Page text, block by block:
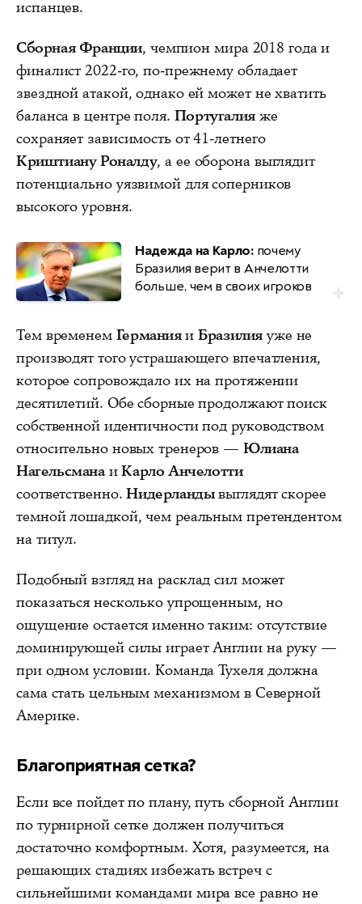
испанцев.
Сборная Франции, чемпион мира 2018 года и
финалист 2022‑го, по-прежнему обладает
звездной атакой, однако ей может не хватить
баланса в центре поля. Португалияже
сохраняет зависимость от 41-летнего
Криштиану Роналду, а ее оборона выглядит
потенциально уязвимой для соперников
высокого уровня.
Надежда на Карло:почему
Бразилия верит в Анчелотти
больше, чем в своих игроков
Тем временем ГерманияиБразилия уже не
производят того устрашающего впечатления,
которое сопровождало их на протяжении
десятилетий. Обе сборные продолжают поиск
собственной идентичности под руководством
относительно новых тренеров — Юлиана
НагельсманаиКарло Анчелотти
соответственно.Нидерландывыглядят скорее
темной лошадкой, чем реальным претендентом
на титул.
Подобный взгляд на расклад сил может
показаться несколько упрощенным, но
ощущение остается именно таким: отсутствие
доминирующей силы играет Англии на руку —
при одном условии. Команда Тухеля должна
сама стать цельным механизмом в Северной
Америке.
Благоприятная сетка?
Если все пойдет по плану, путь сборной Англии
по турнирной сетке должен получиться
достаточно комфортным. Хотя, разумеется, на
решающих стадиях избежать встреч с
сильнейшими командами мира все равно не